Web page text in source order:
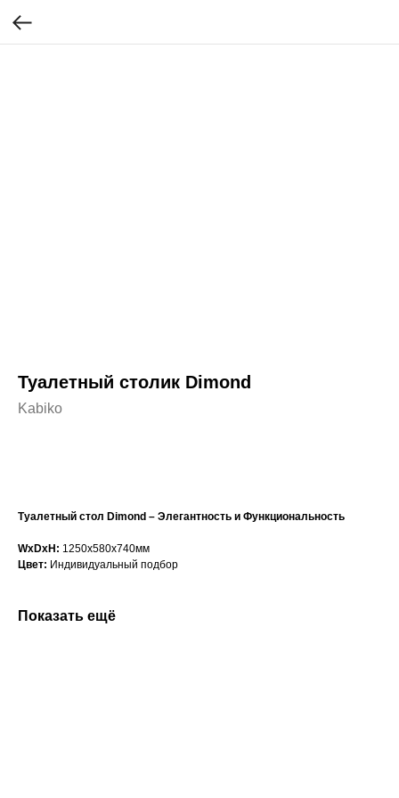
Туалетный столик Dimond
Kabiko
Туалетный стол Dimond – Элегантность и Функциональность
WxDxH: 1250x580x740мм
Цвет: Индивидуальный подбор
Показать ещё